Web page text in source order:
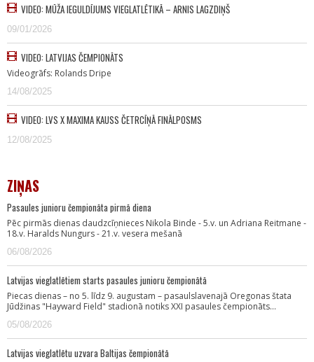
VIDEO: MŪŽA IEGULDĪJUMS VIEGLATLĒTIKĀ – ARNIS LAGZDIŅŠ
09/01/2026
VIDEO: LATVIJAS ČEMPIONĀTS
Videogrāfs: Rolands Dripe
14/08/2025
VIDEO: LVS X MAXIMA KAUSS ČETRCĪŅĀ FINĀLPOSMS
12/08/2025
ZIŅAS
Pasaules junioru čempionāta pirmā diena
Pēc pirmās dienas daudzcīņnieces Nikola Binde - 5.v. un Adriana Reitmane -
18.v. Haralds Nungurs - 21.v. vesera mešanā
06/08/2026
Latvijas vieglatlētiem starts pasaules junioru čempionātā
Piecas dienas – no 5. līdz 9. augustam – pasaulslavenajā Oregonas štata
Jūdžinas "Hayward Field" stadionā notiks XXI pasaules čempionāts…
05/08/2026
Latvijas vieglatlētu uzvara Baltijas čempionātā